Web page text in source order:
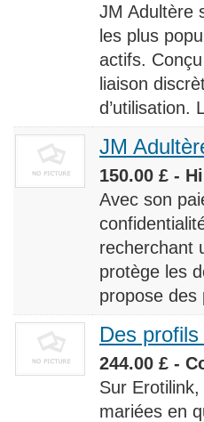
JM Adultère
les plus
actifs.
liaison
d’utilisation.
JM
150.00 £ -
Avec son
recherchant
protège les
propose des
Des
244.00 £ -
Sur
mariées en